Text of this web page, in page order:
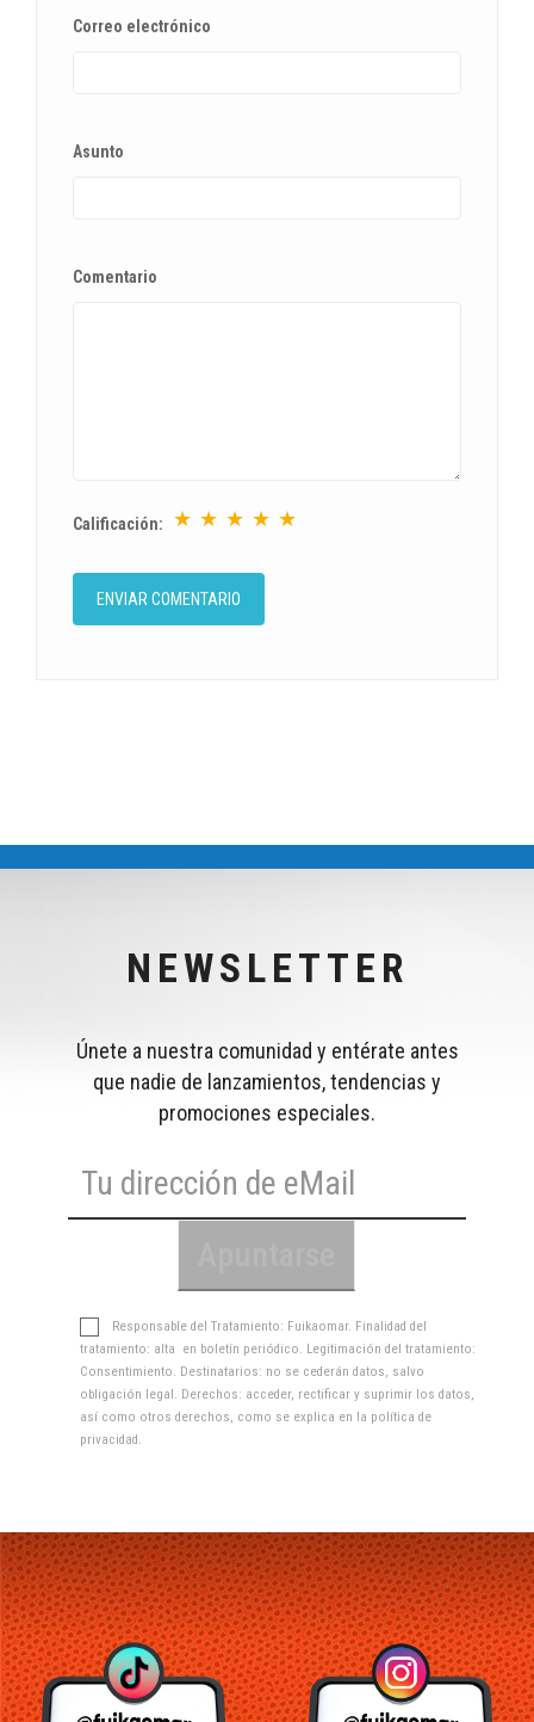
Correo electrónico
Asunto
Comentario
Calificación: ★ ★ ★ ★ ★
NEWSLETTER
Únete a nuestra comunidad y entérate antes
que nadie de lanzamientos, tendencias y
promociones especiales.
Responsable del Tratamiento: Fuikaomar. Finalidad del
tratamiento: alta en boletín periódico. Legitimación del tratamiento:
Consentimiento. Destinatarios: no se cederán datos, salvo
obligación legal. Derechos: acceder, rectificar y suprimir los datos,
así como otros derechos, como se explica en la política de
privacidad .